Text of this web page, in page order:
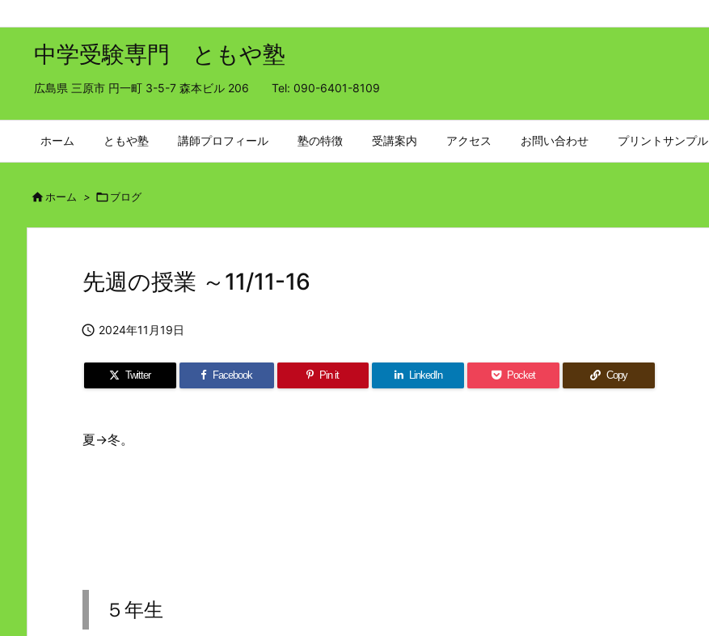
中学受験専門 ともや塾
広島県 三原市 円一町 3-5-7 森本ビル 206 Tel: 090-6401-8109
ホーム ともや塾 講師プロフィール 塾の特徴 受講案内 アクセス お問い合わせ プリントサンプル
 ホーム > ブログ
先週の授業 ～11/11-16
 2024年11月19日
Twitter Facebook Pin it LinkedIn Pocket Copy
夏→冬。
５年生